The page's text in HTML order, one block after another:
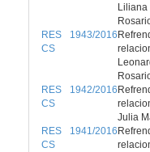
RES 1943/2016
CS
RES 1942/2016
CS
Julia
RES 1941/2016
CS